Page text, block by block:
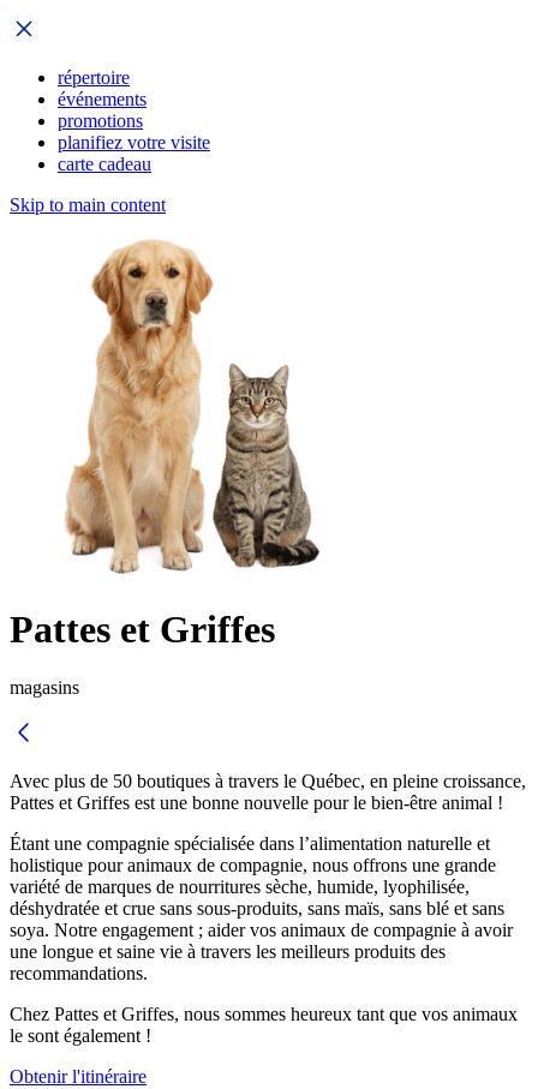
répertoire
événements
promotions
planifiez votre visite
carte cadeau
Skip to main content
Pattes et Griffes
magasins
Avec plus de 50 boutiques à travers le Québec, en pleine croissance,
Pattes et Griffes est une bonne nouvelle pour le bien-être animal !
Étant une compagnie spécialisée dans l’alimentation naturelle et
holistique pour animaux de compagnie, nous offrons une grande
variété de marques de nourritures sèche, humide, lyophilisée,
déshydratée et crue sans sous-produits, sans maïs, sans blé et sans
soya. Notre engagement ; aider vos animaux de compagnie à avoir
une longue et saine vie à travers les meilleurs produits des
recommandations.
Chez Pattes et Griffes, nous sommes heureux tant que vos animaux
le sont également !
Obtenir l'itinéraire